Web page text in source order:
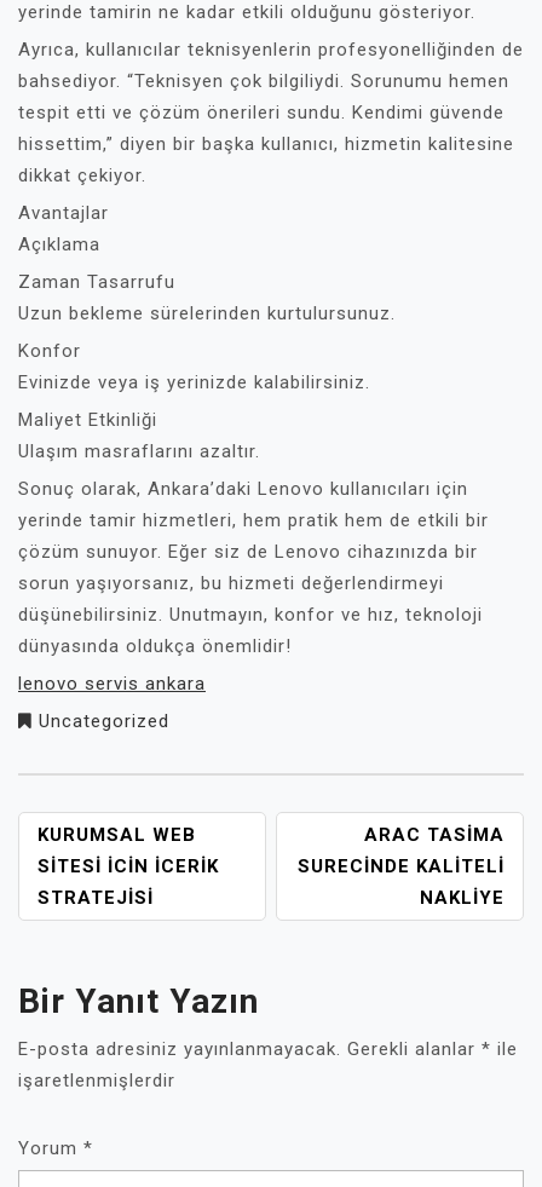
yerinde tamirin ne kadar etkili olduğunu gösteriyor.
Ayrıca, kullanıcılar teknisyenlerin profesyonelliğinden de
bahsediyor. “Teknisyen çok bilgiliydi. Sorunumu hemen
tespit etti ve çözüm önerileri sundu. Kendimi güvende
hissettim,” diyen bir başka kullanıcı, hizmetin kalitesine
dikkat çekiyor.
Avantajlar
Açıklama
Zaman Tasarrufu
Uzun bekleme sürelerinden kurtulursunuz.
Konfor
Evinizde veya iş yerinizde kalabilirsiniz.
Maliyet Etkinliği
Ulaşım masraflarını azaltır.
Sonuç olarak, Ankara’daki Lenovo kullanıcıları için
yerinde tamir hizmetleri, hem pratik hem de etkili bir
çözüm sunuyor. Eğer siz de Lenovo cihazınızda bir
sorun yaşıyorsanız, bu hizmeti değerlendirmeyi
düşünebilirsiniz. Unutmayın, konfor ve hız, teknoloji
dünyasında oldukça önemlidir!
lenovo servis ankara
Uncategorized
YAZI
GEZINMESI
KURUMSAL WEB
SITESI İCIN İCERIK
STRATEJISI
ARAC TASIMA
SURECINDE KALITELI
NAKLIYE
Bir Yanıt Yazın
E-posta adresiniz yayınlanmayacak. Gerekli alanlar * ile
işaretlenmişlerdir
Yorum *